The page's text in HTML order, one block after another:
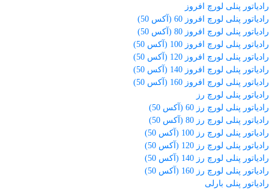
رادیاتور پنلی لورچ افروز
رادیاتور پنلی لورچ افروز 60 (آکس 50)
رادیاتور پنلی لورچ افروز 80 (آکس 50)
رادیاتور پنلی لورچ افروز 100 (آکس 50)
رادیاتور پنلی لورچ افروز 120 (آکس 50)
رادیاتور پنلی لورچ افروز 140 (آکس 50)
رادیاتور پنلی لورچ افروز 160 (آکس 50)
رادیاتور پنلی لورچ رز
رادیاتور پنلی لورچ رز 60 (آکس 50)
رادیاتور پنلی لورچ رز 80 (آکس 50)
رادیاتور پنلی لورچ رز 100 (آکس 50)
رادیاتور پنلی لورچ رز 120 (آکس 50)
رادیاتور پنلی لورچ رز 140 (آکس 50)
رادیاتور پنلی لورچ رز 160 (آکس 50)
رادیاتور پنلی بارلی